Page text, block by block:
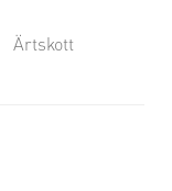
Ärtskott